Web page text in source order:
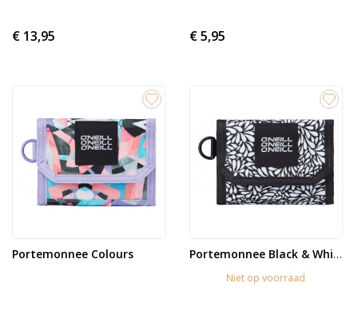
€ 13,95 € 5,95
Portemonnee Colours Portemonnee Black & White
Niet op voorraad